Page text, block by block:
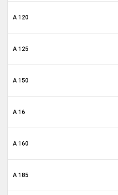
А 120
А 125
А 150
А 16
А 160
А 185